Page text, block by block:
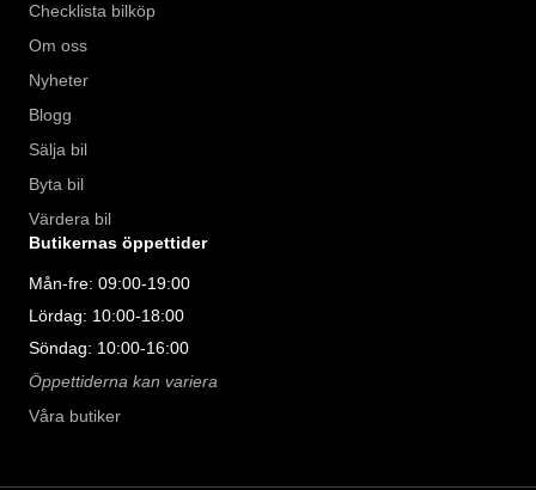
Checklista bilköp
Om oss
Nyheter
Blogg
Sälja bil
Byta bil
Värdera bil
Butikernas öppettider
Mån-fre: 09:00-19:00
Lördag: 10:00-18:00
Söndag: 10:00-16:00
Öppettiderna kan variera
Våra butiker